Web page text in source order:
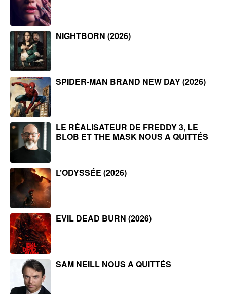
NIGHTBORN (2026)
SPIDER-MAN BRAND NEW DAY (2026)
LE RÉALISATEUR DE FREDDY 3, LE
BLOB ET THE MASK NOUS A QUITTÉS
L’ODYSSÉE (2026)
EVIL DEAD BURN (2026)
SAM NEILL NOUS A QUITTÉS